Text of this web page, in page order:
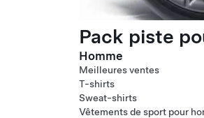
Pack piste
Homme
Meilleures ventes
T-shirts
Sweat-shirts
Vêtements de sport pour